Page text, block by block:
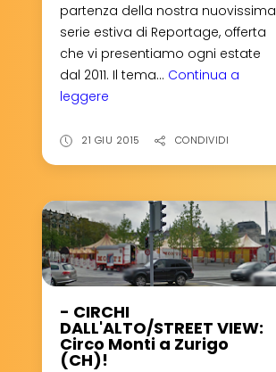
partenza della nostra nuovissima
serie estiva di Reportage, offerta
che vi presentiamo ogni estate
dal 2011. Il tema... Continua a
leggere
"LE
CIRCO
NEL
MONDO":
Dal
28
giugno
la
nuova
21 GIU 2015 CONDIVIDI
- CIRCHI
DALL'ALTO/STREET VIEW:
Circo Monti a Zurigo
(CH)!